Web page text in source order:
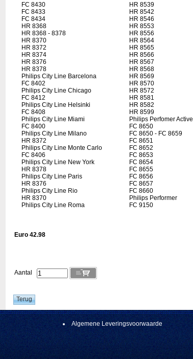
FC 8430
FC 8433
FC 8434
HR 8368
HR 8368 - 8378
HR 8370
HR 8372
HR 8374
HR 8376
HR 8378
Philips City Line Barcelona
FC 8402
Philips City Line Chicago
FC 8412
Philips City Line Helsinki
FC 8408
Philips City Line Miami
FC 8400
Philips City Line Milano
HR 8372
Philips City Line Monte Carlo
FC 8406
Philips City Line New York
HR 8378
Philips City Line Paris
HR 8376
Philips City Line Rio
HR 8370
Philips City Line Roma
HR 8539
HR 8542
HR 8546
HR 8553
HR 8556
HR 8564
HR 8565
HR 8566
HR 8567
HR 8568
HR 8569
HR 8570
HR 8572
HR 8581
HR 8582
HR 8599
Philips Perfomer Active
FC 8650
FC 8650 - FC 8659
FC 8651
FC 8652
FC 8653
FC 8654
FC 8655
FC 8656
FC 8657
FC 8660
Philips Performer
FC 9150
Euro 42.98
Aantal
Algemene Leveringsvoorwaarde